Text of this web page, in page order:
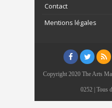
Contact
Mentions légales
Copyright 2020 The Arts
0252 | Tous